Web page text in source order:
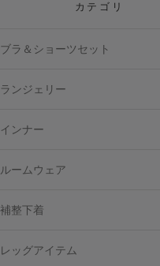
カテゴリ
ブラ＆ショーツセット
ランジェリー
インナー
ルームウェア
補整下着
レッグアイテム